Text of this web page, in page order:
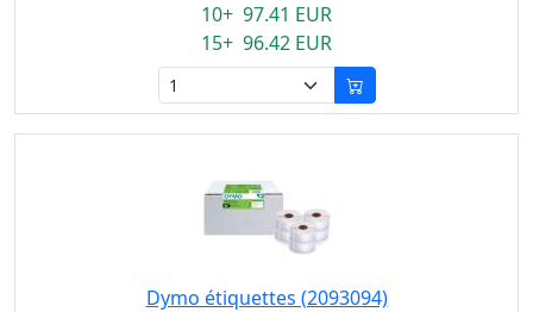
10+ 97.41 EUR
15+ 96.42 EUR
Dymo étiquettes (2093094)